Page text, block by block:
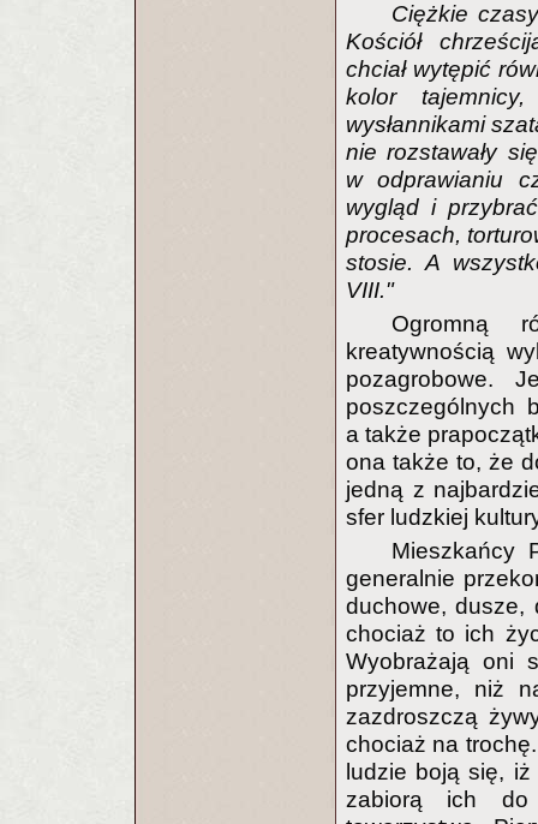
Ciężkie
Kościół
chciał wytępić
kolor
wysłannikami
nie rozstawały
w odprawianiu
wygląd i
procesach,
stosie. A
VIII."
Ogromną
kreatywnością
pozagrobowe.
poszczególnych
a także
ona także to, że
jedną z
sfer ludzkiej
Mieszkańcy
generalnie
duchowe, dusze,
chociaż to ich
Wyobrażają oni
przyjemne, niż
zazdroszczą
chociaż na
ludzie boją się,
zabiorą ich do